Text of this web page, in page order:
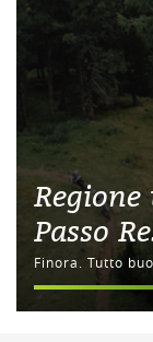
Passo
Finora. Tutto